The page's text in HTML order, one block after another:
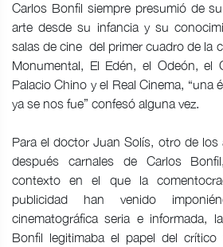
Carlos Bonfil siempre presumió de
arte desde su infancia y su
salas de cine del primer cuadro de la
Monumental, El Edén, el Odeón, el
Palacio Chino y el Real Cinema, “una
ya se nos fue” confesó alguna vez.
Para el doctor Juan Solís, otro de los
después carnales de Carlos
contexto en el que la
publicidad han venido
cinematográfica seria e informada,
Bonfil legitimaba el papel del